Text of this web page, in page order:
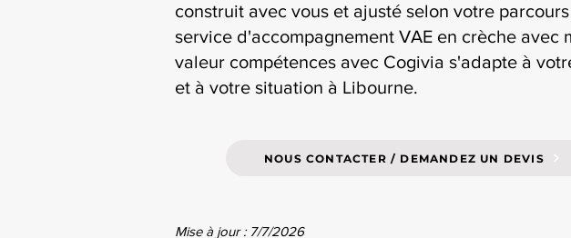
construit avec vous et ajusté selon votre
service d'accompagnement VAE en crèche avec
valeur compétences avec Cogivia s'adapte à
et à votre situation à Libourne.
NOUS CONTACTER / DEMANDEZ UN DEVIS
Mise à jour : 7/7/2026